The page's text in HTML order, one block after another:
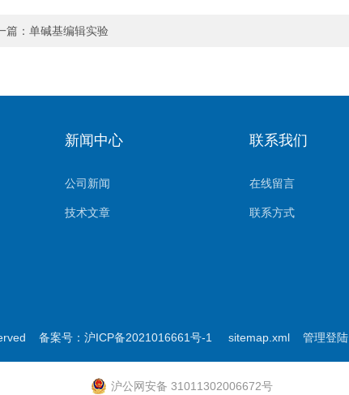
篇： 单碱基编辑实验
新闻中心
公司新闻
技术文章
联系我们
在线留言
联系方式
备案号：沪ICP备2021016661号-1 sitemap.xml 管理登陆
沪公网安备 31011302006672号